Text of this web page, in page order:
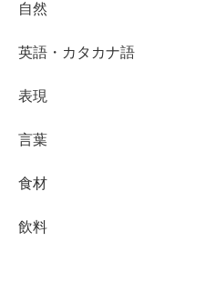
自然
英語・カタカナ語
表現
言葉
食材
飲料